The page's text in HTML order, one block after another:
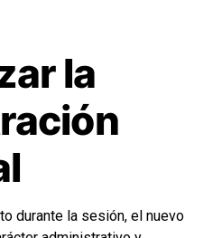
la
durante la sesión, el nuevo